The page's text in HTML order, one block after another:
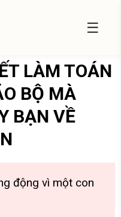
☰
LÀM TOÁN
BỘ MÀ
BẠN VỀ
động vì một con